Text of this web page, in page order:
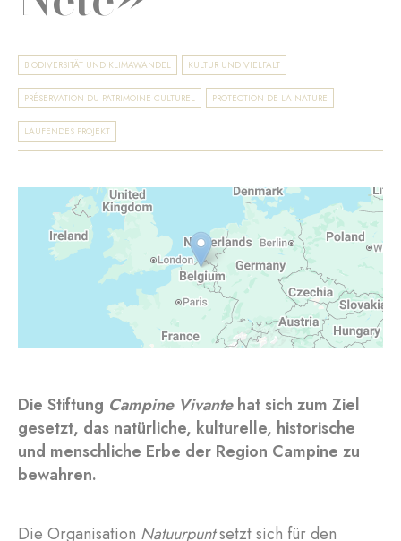
BIODIVERSITÄT UND KLIMAWANDEL KULTUR UND VIELFALT
PRÉSERVATION DU PATRIMOINE CULTUREL PROTECTION DE LA NATURE
LAUFENDES PROJEKT
Die Stiftung Campine Vivantehat sich zum Ziel
gesetzt, das natürliche, kulturelle, historische
und menschliche Erbe der Region Campine zu
bewahren.
Die Organisation Natuurpuntsetzt sich für den